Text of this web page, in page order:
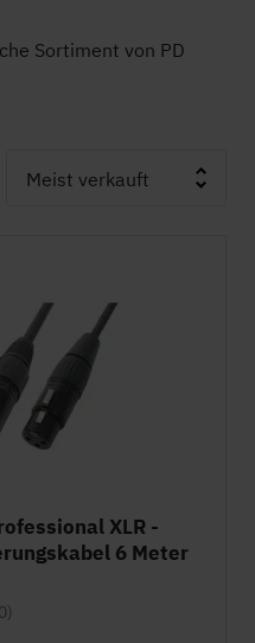
Sortiment von PD
XLR -
6 Meter